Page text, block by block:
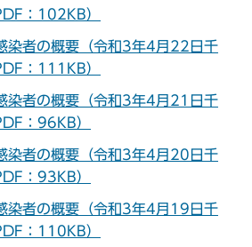
：102KB）
染者の概要（令和3年4月22日千
：111KB）
染者の概要（令和3年4月21日千
：96KB）
染者の概要（令和3年4月20日千
：93KB）
染者の概要（令和3年4月19日千
：110KB）